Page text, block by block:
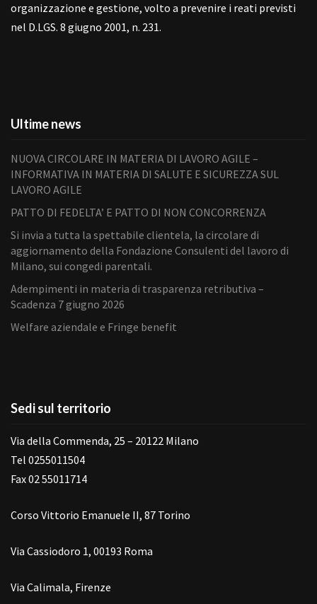
organizzazione e gestione, volto a prevenire i reati previsti
nel D.LGS. 8 giugno 2001, n. 231.
Ultime news
NUOVA CIRCOLARE IN MATERIA DI LAVORO AGILE –
INFORMATIVA IN MATERIA DI SALUTE E SICUREZZA SUL
LAVORO AGILE
PATTO DI FEDELTA’ E PATTO DI NON CONCORRENZA
Si invia a tutta la spettabile clientela, la circolare di
aggiornamento della Fondazione Consulenti del lavoro di
Milano, sui congedi parentali.
Adempimenti in materia di trasparenza retributiva –
Scadenza 7 giugno 2026
Welfare aziendale e Fringe benefit
Sedi sul territorio
Via della Commenda, 25 – 20122 Milano
Tel 0255011504
Fax 02 55011714
Corso Vittorio Emanuele II, 87 Torino
Via Cassiodoro 1, 00193 Roma
Via Calimala, Firenze